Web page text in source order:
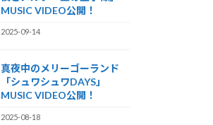
MUSIC VIDEO公開！
2025-09-14
真夜中のメリーゴーランド
「シュワシュワDAYS」
MUSIC VIDEO公開！
2025-08-18